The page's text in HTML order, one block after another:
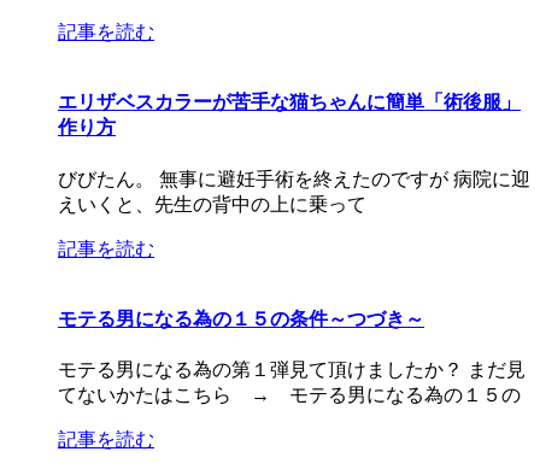
記事を読む
エリザベスカラーが苦手な猫ちゃんに簡単「術後服」
作り方
びびたん。 無事に避妊手術を終えたのですが 病院に迎
えいくと、先生の背中の上に乗って
記事を読む
モテる男になる為の１５の条件～つづき～
モテる男になる為の第１弾見て頂けましたか？ まだ見
てないかたはこちら → モテる男になる為の１５の
記事を読む